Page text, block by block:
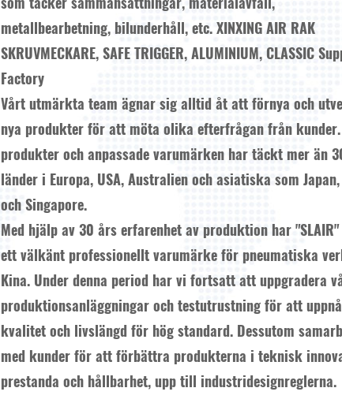
metallbearbetning, bilunderhåll, etc. XINXING AIR RAK
SKRUVMECKARE, SAFE TRIGGER, ALUMINIUM, CLASSIC
Factory
Vårt utmärkta team ägnar sig alltid åt att förnya och
nya produkter för att möta olika efterfrågan från kunder.
produkter och anpassade varumärken har täckt mer än
länder i Europa, USA, Australien och asiatiska som Japan,
och Singapore.
Med hjälp av 30 års erfarenhet av produktion har
ett välkänt professionellt varumärke för pneumatiska
Kina. Under denna period har vi fortsatt att uppgradera
produktionsanläggningar och testutrustning för att uppnå
kvalitet och livslängd för hög standard. Dessutom
med kunder för att förbättra produkterna i teknisk
prestanda och hållbarhet, upp till industridesignreglerna.